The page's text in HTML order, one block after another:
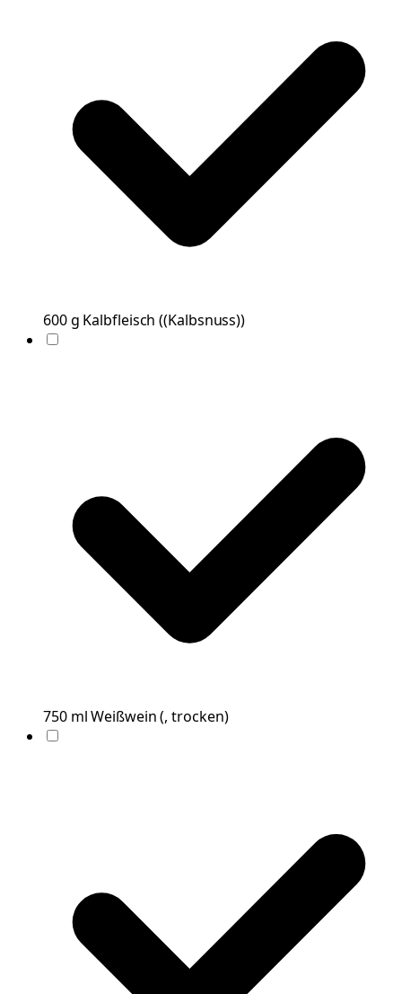
600g Kalbfleisch ((Kalbsnuss))
750 mlWeißwein (, trocken)